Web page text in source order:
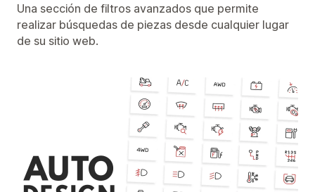
Una sección de filtros avanzados que permite
realizar búsquedas de piezas desde cualquier lugar
de su sitio web.